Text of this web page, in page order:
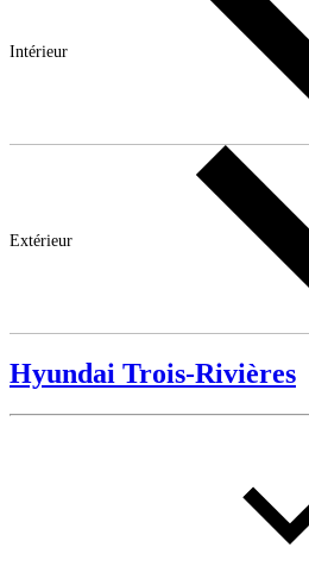
Intérieur
Extérieur
Hyundai Trois-Rivières